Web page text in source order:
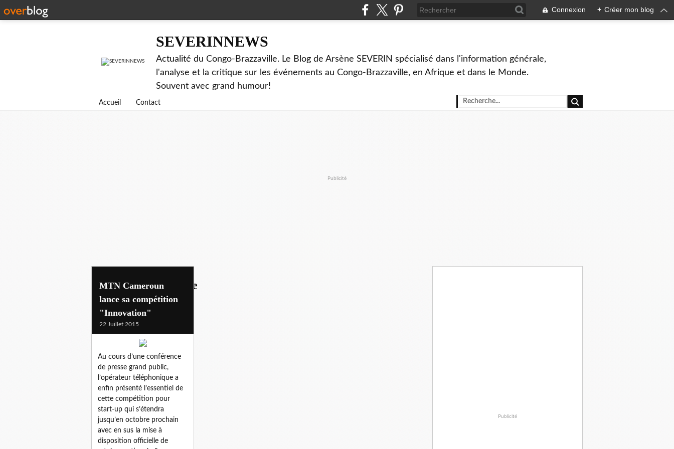
Connexion + Créer mon blog
SEVERINNEWS
Actualité du Congo-Brazzaville. Le Blog de Arsène SEVERIN spécialisé dans l'information générale,
l'analyse et la critique sur les événements au Congo-Brazzaville, en Afrique et dans le Monde.
Souvent avec grand humour!
Accueil Contact
Publicité
innovation challenge
MTN Cameroun
lance sa compétition
"Innovation"
22 Juillet 2015
Au cours d’une conférence
de presse grand public,
l’opérateur téléphonique a
enfin présenté l’essentiel de
cette compétition pour
start-up qui s’étendra
jusqu’en octobre prochain
avec en sus la mise à
disposition officielle de
Publicité